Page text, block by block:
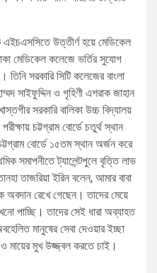
এইচএসসিতে উত্তীর্ণ হয়ে মেডিকেল
মেডিকেল কলেজে ভর্তির সুযোগ
তিনি সরকারি সিটি কলেজের বাংলা
সাইফুদ্দিন ও গৃহিণী এশরাক জাহান
সরকারি বালিকা উচ্চ বিদ্যালয়
চট্টগ্রাম বোর্ডে চতুর্থ স্থান
বোর্ডে ১৫তম স্থান অর্জন করে
সমাপনীতে ট্যালেন্টপুলে বৃত্তি লাভ
তাজরিয়া ইরিন বলেন, আমার বাবা
রেখে গেছেন। তাদের মেয়ে
পাচ্ছি। তাদের সেই ধারা অব্যাহত
মানুষের সেবা দেওয়ার ইচ্ছা
ও মায়ের মুখ উজ্জ্বল করতে চাই।